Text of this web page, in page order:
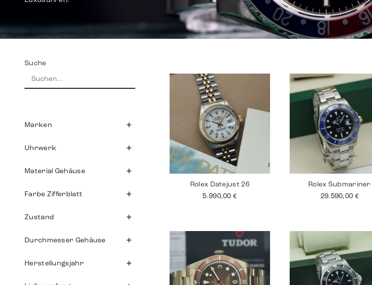
Suche
Marken
Uhrwerk
Material Gehäuse
Farbe Zifferblatt
Zustand
Durchmesser Gehäuse
Herstellungsjahr
Rolex Datejust 26
5.990,00€
Rolex Submariner
29.590,00 €